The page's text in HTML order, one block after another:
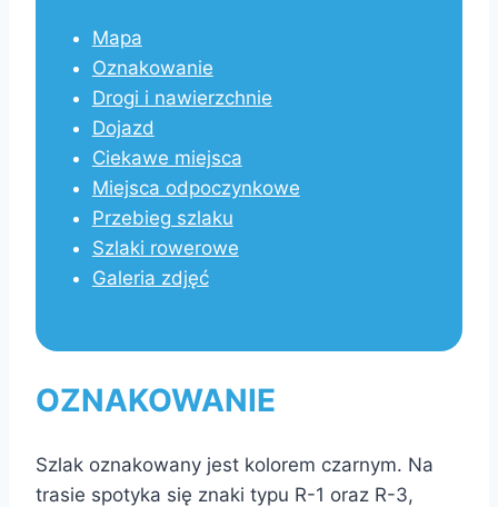
Mapa
Oznakowanie
Drogi i nawierzchnie
Dojazd
Ciekawe miejsca
Miejsca odpoczynkowe
Przebieg szlaku
Szlaki rowerowe
Galeria zdjęć
OZNAKOWANIE
Szlak oznakowany jest kolorem czarnym. Na
trasie spotyka się znaki typu R-1 oraz R-3,